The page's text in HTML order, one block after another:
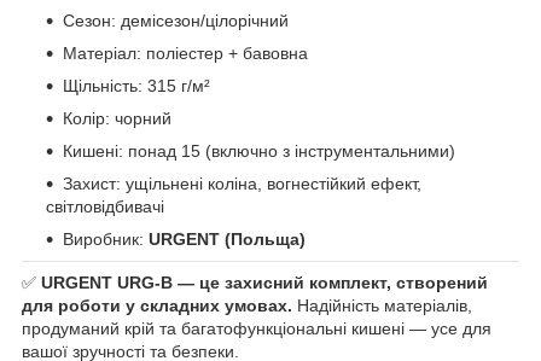
Сезон: демісезон/цілорічний
Матеріал: поліестер + бавовна
Щільність: 315 г/м²
Колір: чорний
Кишені: понад 15 (включно з інструментальними)
Захист: ущільнені коліна, вогнестійкий ефект,
світловідбивачі
Виробник: URGENT (Польща)
✅ URGENT URG-B — це захисний комплект, створений
для роботи у складних умовах. Надійність матеріалів,
продуманий крій та багатофункціональні кишені — усе для
вашої зручності та безпеки.